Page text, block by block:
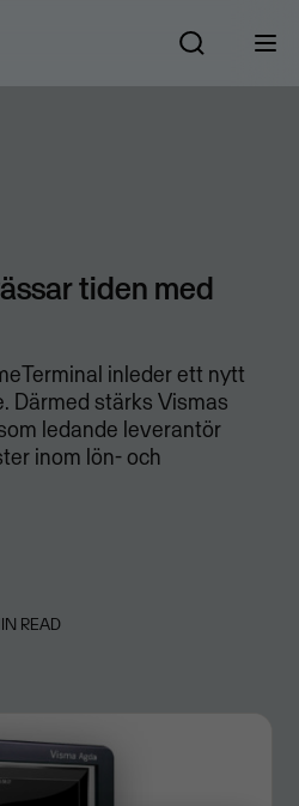
tiden med
inleder ett nytt
Därmed stärks Vismas
ledande leverantör
inom lön- och
READ